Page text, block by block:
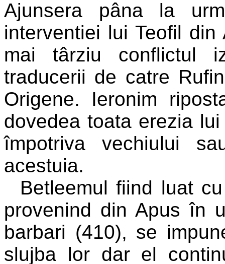
Ajunsera pâna la
interventiei lui Teofil
mai târziu conflictul
traducerii de catre
Origene. Ieronim
dovedea toata erezia
împotriva vechiului
acestuia.
Betleemul fiind luat
provenind din Apus în
barbari (410), se
slujba lor dar el